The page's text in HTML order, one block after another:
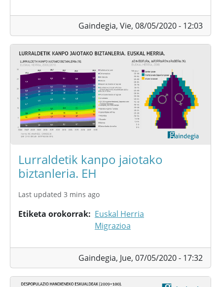
Gaindegia, Vie, 08/05/2020 - 12:03
Lurraldetik kanpo jaiotako
biztanleria. EH
Last updated 3 mins ago
Etiketa orokorrak
Euskal Herria
Migrazioa
Gaindegia, Jue, 07/05/2020 - 17:32